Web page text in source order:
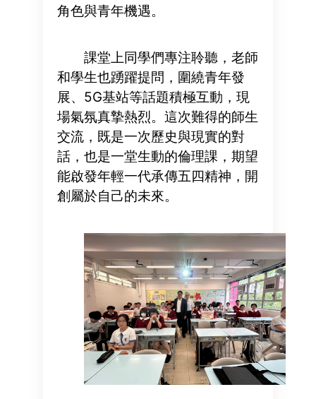
角色與青年機遇。
課堂上同學們專注聆聽，老師
和學生也踴躍提問，圍繞青年發
展、5G基站等話題積極互動，現
場氣氛真摯熱烈。這次難得的師生
交流，既是一次歷史與現實的對
話，也是一堂生動的倫理課，期望
能啟發年輕一代承傳五四精神，開
創屬於自己的未來。